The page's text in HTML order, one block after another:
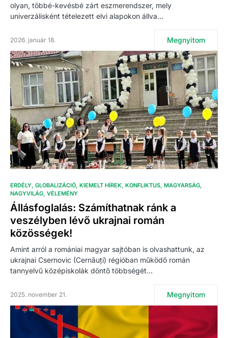
olyan, többé-kevésbé zárt eszmerendszer, mely
univerzálisként tételezett elvi alapokon állva…
2026. január 18. Megnyitom
ERDÉLY GLOBALIZÁCIÓ KIEMELT HÍREK KONFLIKTUS MAGYARSÁG
NAGYVILÁG VÉLEMÉNY
Állásfoglalás: Számíthatnak ránk a
veszélyben lévő ukrajnai román
közösségek!
Amint arról a romániai magyar sajtóban is olvashattunk, az
ukrajnai Csernovic (Cernăuți) régióban működő román
tannyelvű középiskolák döntő többségét…
2025. november 21. Megnyitom